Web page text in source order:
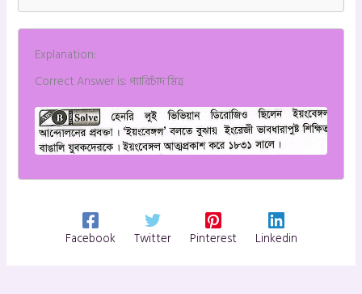
Explanation:
Correct Answer is: প্যারিচাঁদ মিত্র
Facebook Twitter Pinterest Linkedin